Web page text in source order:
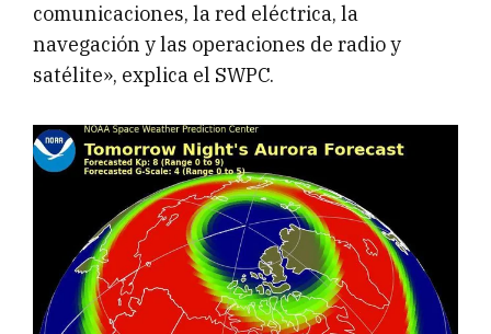
comunicaciones, la red eléctrica, la
navegación y las operaciones de radio y
satélite», explica el SWPC.